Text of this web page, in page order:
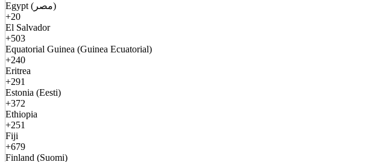
Egypt (مصر)
+20
El Salvador
+503
Equatorial Guinea (Guinea Ecuatorial)
+240
Eritrea
+291
Estonia (Eesti)
+372
Ethiopia
+251
Fiji
+679
Finland (Suomi)